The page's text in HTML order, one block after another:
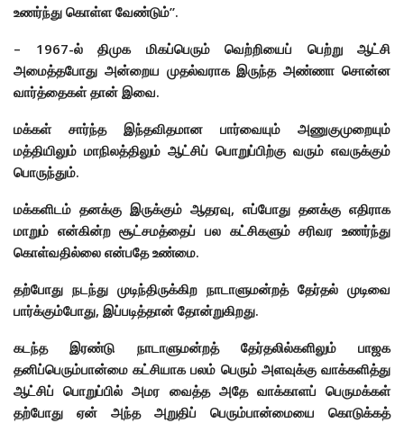
உணர்ந்து கொள்ள வேண்டும்”.
– 1967-ல் திமுக மிகப்பெரும் வெற்றியைப் பெற்று ஆட்சி
அமைத்தபோது அன்றைய முதல்வராக இருந்த அண்ணா சொன்ன
வார்த்தைகள் தான் இவை.
மக்கள் சார்ந்த இந்தவிதமான பார்வையும் அணுகுமுறையும்
மத்தியிலும் மாநிலத்திலும் ஆட்சிப் பொறுப்பிற்கு வரும் எவருக்கும்
பொருந்தும்.
மக்களிடம் தனக்கு இருக்கும் ஆதரவு, எப்போது தனக்கு எதிராக
மாறும் என்கின்ற சூட்சமத்தைப் பல கட்சிகளும் சரிவர உணர்ந்து
கொள்வதில்லை என்பதே உண்மை.
தற்போது நடந்து முடிந்திருக்கிற நாடாளுமன்றத் தேர்தல் முடிவை
பார்க்கும்போது, இப்படித்தான் தோன்றுகிறது.
கடந்த இரண்டு நாடாளுமன்றத் தேர்தலில்களிலும் பாஜக
தனிப்பெரும்பான்மை கட்சியாக பலம் பெரும் அளவுக்கு வாக்களித்து
ஆட்சிப் பொறுப்பில் அமர வைத்த அதே வாக்காளப் பெருமக்கள்
தற்போது ஏன் அந்த அறுதிப் பெரும்பான்மையை கொடுக்கத்